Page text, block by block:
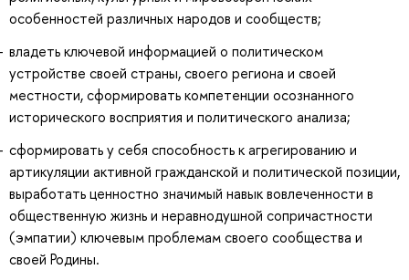
особенностей различных народов и сообществ;
владеть ключевой информацией о политическом
устройстве своей страны, своего региона и своей
местности, сформировать компетенции осознанного
исторического восприятия и политического анализа;
сформировать у себя способность к агрегированию и
артикуляции активной гражданской и политической позиции,
выработать ценностно значимый навык вовлеченности в
общественную жизнь и неравнодушной сопричастности
(эмпатии) ключевым проблемам своего сообщества и
своей Родины.